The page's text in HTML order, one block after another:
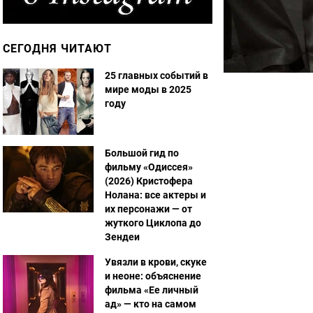
СЕГОДНЯ ЧИТАЮТ
25 главных событий в
мире моды в 2025
году
Большой гид по
фильму «Одиссея»
(2026) Кристофера
Нолана: все актеры и
их персонажи — от
жуткого Циклопа до
Зендеи
Увязли в крови, скуке
и неоне: объяснение
фильма «Ее личный
ад» — кто на самом